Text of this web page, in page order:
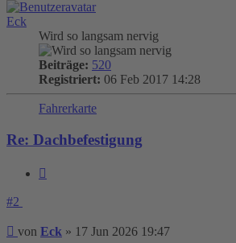
Eck
Wird so langsam nervig
Beiträge: 520
Registriert: 06 Feb 2017 14:28
Fahrerkarte
Re: Dachbefestigung
#2
Beitrag
von Eck » 17 Jun 2026 19:47